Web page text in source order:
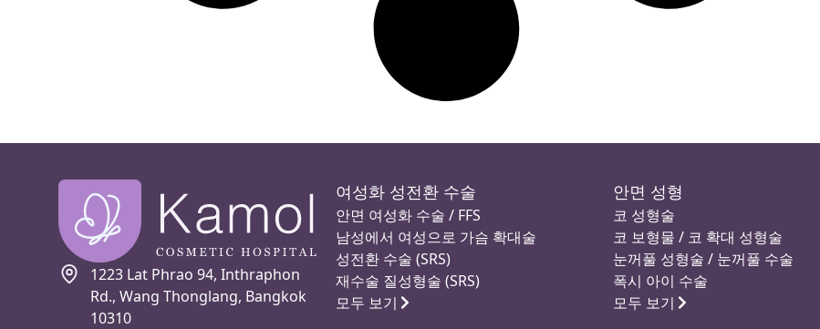
1223 Lat Phrao 94, Inthraphon
Rd., Wang Thonglang, Bangkok
10310
여성화 성전환 수술
안면 여성화 수술 / FFS
남성에서 여성으로 가슴 확대술
성전환 수술 (SRS)
재수술 질성형술 (SRS)
모두 보기
안면 성형
코 성형술
코 보형물 / 코 확대 성형술
눈꺼풀 성형술 / 눈꺼풀 수술
폭시 아이 수술
모두 보기